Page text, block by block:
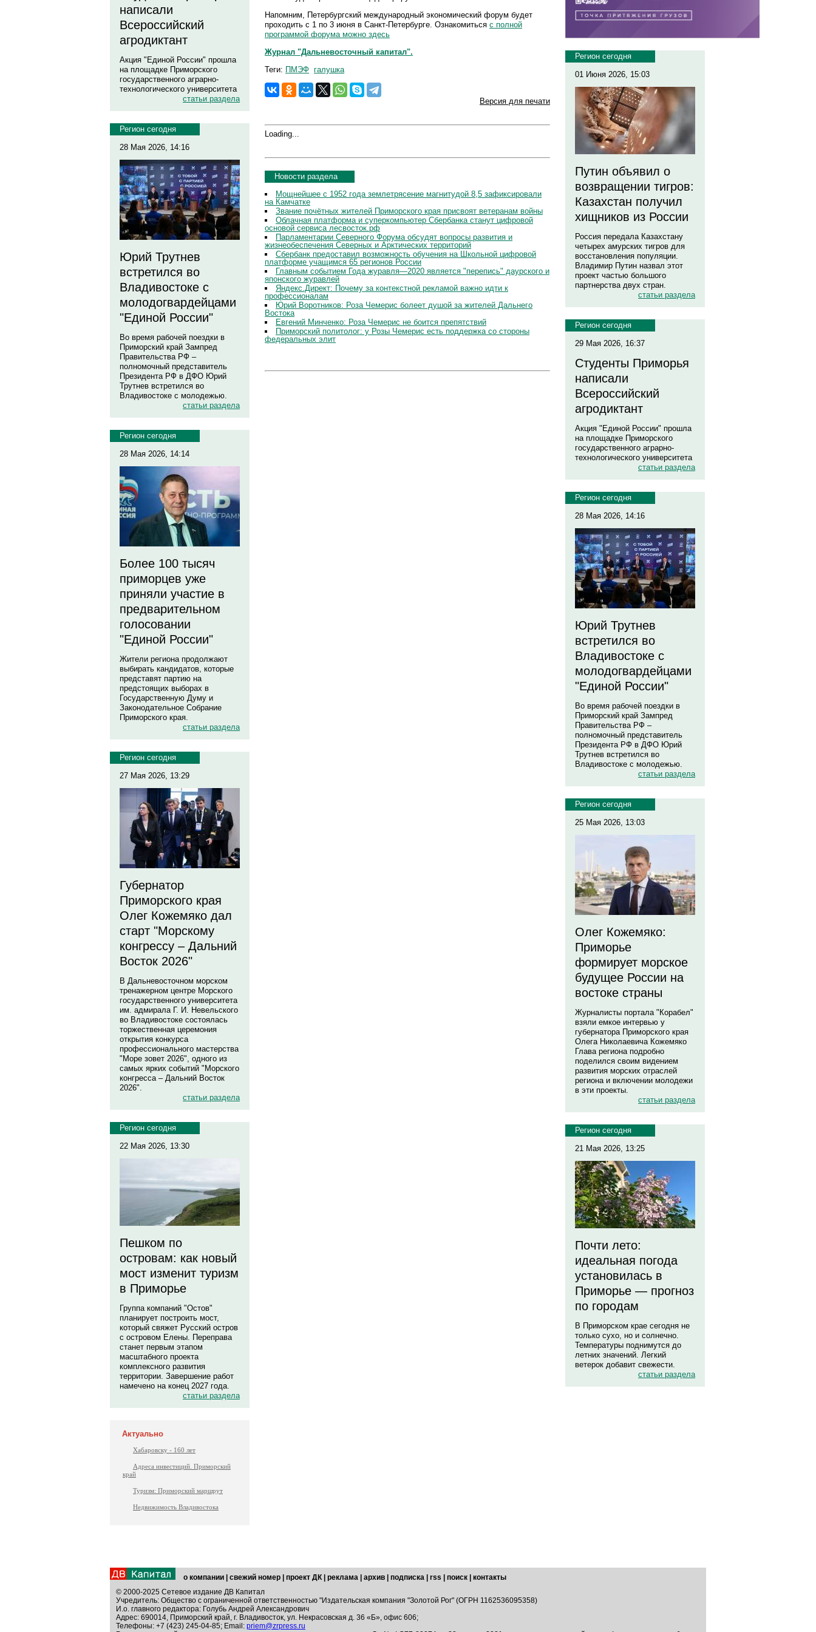
написали
Всероссийский
агродиктант
Акция "Единой России" прошла
на площадке Приморского
государственного аграрно-
технологического университета
статьи раздела
Регион сегодня
28 Мая 2026, 14:16
Юрий Трутнев
встретился во
Владивостоке с
молодогвардейцами
"Единой России"
Во время рабочей поездки в
Приморский край Зампред
Правительства РФ –
полномочный представитель
Президента РФ в ДФО Юрий
Трутнев встретился во
Владивостоке с молодежью.
статьи раздела
Регион сегодня
28 Мая 2026, 14:14
Более 100 тысяч
приморцев уже
приняли участие в
предварительном
голосовании
"Единой России"
Жители региона продолжают
выбирать кандидатов, которые
представят партию на
предстоящих выборах в
Государственную Думу и
Законодательное Собрание
Приморского края.
статьи раздела
Регион сегодня
27 Мая 2026, 13:29
Губернатор
Приморского края
Олег Кожемяко дал
старт "Морскому
конгрессу – Дальний
Восток 2026"
В Дальневосточном морском
тренажерном центре Морского
государственного университета
им. адмирала Г. И. Невельского
во Владивостоке состоялась
торжественная церемония
открытия конкурса
профессионального мастерства
"Море зовет 2026", одного из
самых ярких событий "Морского
конгресса – Дальний Восток
2026".
статьи раздела
Регион сегодня
22 Мая 2026, 13:30
Пешком по
островам: как новый
мост изменит туризм
в Приморье
Группа компаний "Остов"
планирует построить мост,
который свяжет Русский остров
с островом Елены. Переправа
станет первым этапом
масштабного проекта
комплексного развития
территории. Завершение работ
намечено на конец 2027 года.
статьи раздела
Актуально
Хабаровску - 160 лет
Адреса инвестиций. Приморский
край
Туризм: Приморский маршрут
Недвижимость Владивостока
Напомним, Петербургский международный экономический форум будет
проходить с 1 по 3 июня в Санкт-Петербурге. Ознакомиться с полной
программой форума можно здесь
Журнал "Дальневосточный капитал".
Теги: ПМЭФ галушка
Версия для печати
Loading...
Новости раздела
Мощнейшее с 1952 года землетрясение магнитудой 8,5 зафиксировали
на Камчатке
Звание почётных жителей Приморского края присвоят ветеранам войны
Облачная платформа и суперкомпьютер Сбербанка станут цифровой
основой сервиса лесвосток.рф
Парламентарии Северного Форума обсудят вопросы развития и
жизнеобеспечения Северных и Арктических территорий
Сбербанк предоставил возможность обучения на Школьной цифровой
платформе учащимся 65 регионов России
Главным событием Года журавля—2020 является "перепись" даурского и
японского журавлей
Яндекс.Директ: Почему за контекстной рекламой важно идти к
профессионалам
Юрий Воротников: Роза Чемерис болеет душой за жителей Дальнего
Востока
Евгений Минченко: Роза Чемерис не боится препятствий
Приморский политолог: у Розы Чемерис есть поддержка со стороны
федеральных элит
Регион сегодня
01 Июня 2026, 15:03
Путин объявил о
возвращении тигров:
Казахстан получил
хищников из России
Россия передала Казахстану
четырех амурских тигров для
восстановления популяции.
Владимир Путин назвал этот
проект частью большого
партнерства двух стран.
статьи раздела
Регион сегодня
29 Мая 2026, 16:37
Студенты Приморья
написали
Всероссийский
агродиктант
Акция "Единой России" прошла
на площадке Приморского
государственного аграрно-
технологического университета
статьи раздела
Регион сегодня
28 Мая 2026, 14:16
Юрий Трутнев
встретился во
Владивостоке с
молодогвардейцами
"Единой России"
Во время рабочей поездки в
Приморский край Зампред
Правительства РФ –
полномочный представитель
Президента РФ в ДФО Юрий
Трутнев встретился во
Владивостоке с молодежью.
статьи раздела
Регион сегодня
25 Мая 2026, 13:03
Олег Кожемяко:
Приморье
формирует морское
будущее России на
востоке страны
Журналисты портала "Корабел"
взяли емкое интервью у
губернатора Приморского края
Олега Николаевича Кожемяко
Глава региона подробно
поделился своим видением
развития морских отраслей
региона и включении молодежи
в эти проекты.
статьи раздела
Регион сегодня
21 Мая 2026, 13:25
Почти лето:
идеальная погода
установилась в
Приморье — прогноз
по городам
В Приморском крае сегодня не
только сухо, но и солнечно.
Температуры поднимутся до
летних значений. Легкий
ветерок добавит свежести.
статьи раздела
о компании свежий номер проект ДК реклама архив подписка rss поиск
контакты
© 2000-2025 Сетевое издание ДВ Капитал
Учредитель: Общество с ограниченной ответственностью "Издательская компания "Золотой Рог" (ОГРН 1162536095358)
И.о. главного редактора: Голубь Андрей Александрович
Адрес: 690014, Приморский край, г. Владивосток, ул. Некрасовская д. 36 «Б», офис 606;
Телефоны: +7 (423) 245-04-85; Email: priem@zrpress.ru